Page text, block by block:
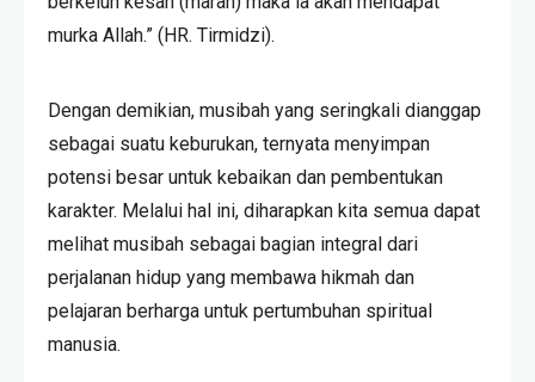
murka Allah.” (HR. Tirmidzi).
Dengan demikian, musibah yang seringkali dianggap
sebagai suatu keburukan, ternyata menyimpan
potensi besar untuk kebaikan dan pembentukan
karakter. Melalui hal ini, diharapkan kita semua dapat
melihat musibah sebagai bagian integral dari
perjalanan hidup yang membawa hikmah dan
pelajaran berharga untuk pertumbuhan spiritual
manusia.